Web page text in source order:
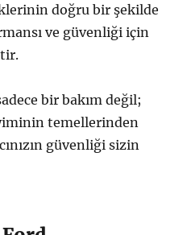
doğru bir şekilde
ve güvenliği için
bir bakım değil;
temellerinden
güvenliği sizin